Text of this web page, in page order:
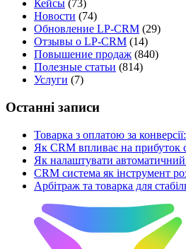
Кейсы (73)
Новости (74)
Обновление LP-CRM (29)
Отзывы о LP-CRM (14)
Повышение продаж (840)
Полезные статьи (814)
Услуги (7)
Останні записи
Товарка з оплатою за
Як CRM впливає на прибуток
Як налаштувати автоматичний
CRM система як інструмент
Арбітраж та товарка для